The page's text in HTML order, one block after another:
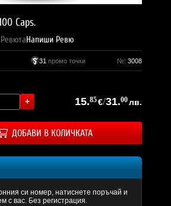
Caps.
РевютаНапиши Ревю
31 промо точки №: 3008
15.85€/31.00лв.
ДОБАВИ В КОЛИЧКАТА
си номер, натиснете поръчай и
с вас. Без регистрация.